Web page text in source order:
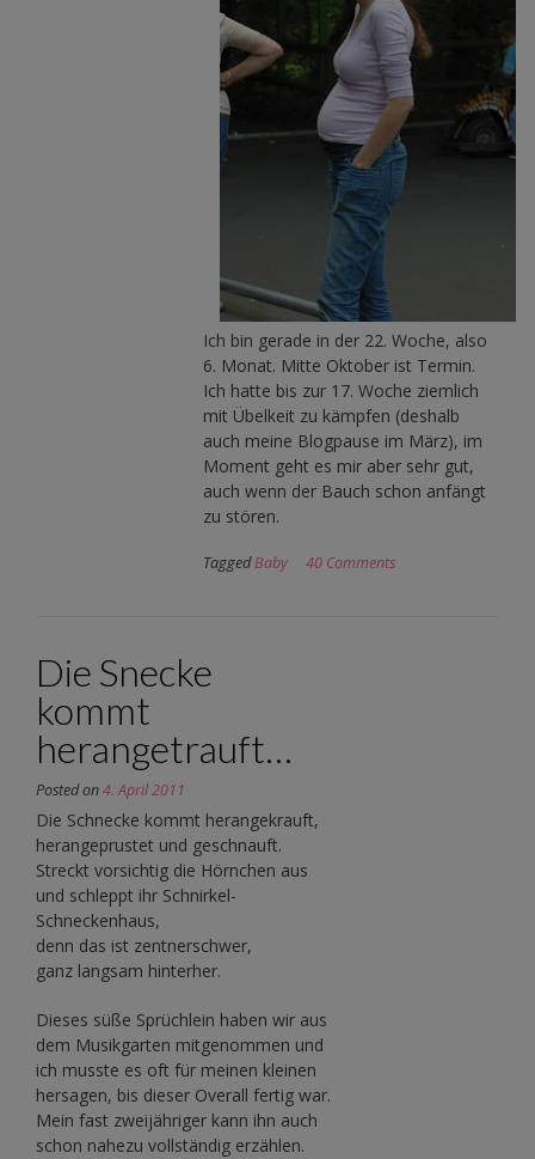
Ich bin gerade in der 22. Woche, also
6. Monat. Mitte Oktober ist Termin.
Ich hatte bis zur 17. Woche ziemlich
mit Übelkeit zu kämpfen (deshalb
auch meine Blogpause im März), im
Moment geht es mir aber sehr gut,
auch wenn der Bauch schon anfängt
zu stören.
TaggedBaby 40 Comments
Die Snecke
kommt
herangetrauft…
Posted on4. April 2011
Die Schnecke kommt herangekrauft,
herangeprustet und geschnauft.
Streckt vorsichtig die Hörnchen aus
und schleppt ihr Schnirkel-
Schneckenhaus,
denn das ist zentnerschwer,
ganz langsam hinterher.
Dieses süße Sprüchlein haben wir aus
dem Musikgarten mitgenommen und
ich musste es oft für meinen kleinen
hersagen, bis dieser Overall fertig war.
Mein fast zweijähriger kann ihn auch
schon nahezu vollständig erzählen.